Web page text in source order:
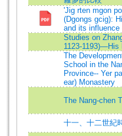
'Jig rten mgon
(Dgongs gcig):
and its influence
Studies on
1123-1193)—His
The
School in the
Province-- Yer
ear) Monastery
The Nang-chen
十一、十二世紀